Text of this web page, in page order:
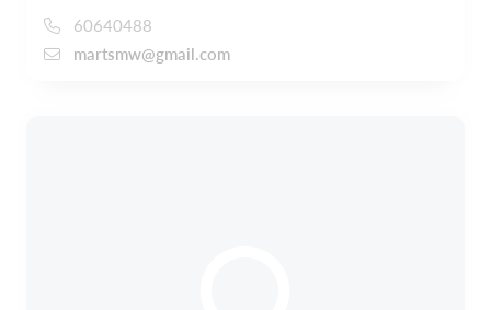
60640488
martsmw@gmail.com